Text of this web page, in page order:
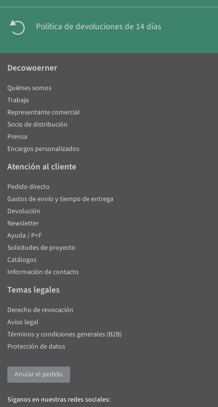
Política de devoluciones de 14 días
Decowoerner
Quiénes somos
Trabajo
Representante comercial
Socio de distribución
Prensa
Encargos personalizados
Atención al cliente
Pedido directo
Gastos de envío y tiempo de entrega
Devolución
Newsletter
Ayuda / P+F
Solicitudes de proyecto
Catálogos
Información de contacto
Temas legales
Derecho de revocación
Aviso legal
Términos y condiciones generales (B2B)
Protección de datos
Anular el pedido
Síganos en nuestras redes sociales: